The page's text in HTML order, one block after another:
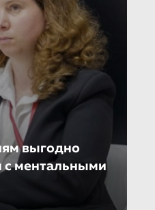
выгодно
ментальными